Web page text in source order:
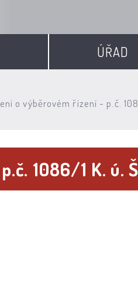
ÚŘAD
o výběrovém řízení - p.č.
1086/1 K. ú.